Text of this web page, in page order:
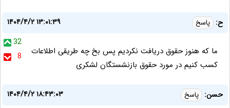
ح: پاسخ
۱۴۰۴/۴/۲ ۱۳:۰۱:۳۹
32
8
ما که هنوز حقوق دریافت نکردیم پس بخ چه طریقی اطلاعات
کسب کنیم در مورد حقوق بازنشستگان لشکری
حسن: پاسخ
۱۴۰۴/۴/۲ ۱۸:۴۳:۰۳